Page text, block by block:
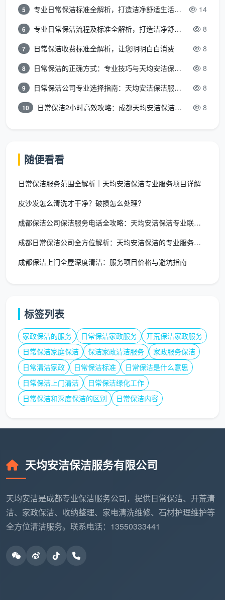
卫生
间清
镜面水渍刮除
深度清除
玻璃
仅室内可及表
玻璃里外精细擦拭，含窗
适用
每周/每月定期
季度大扫除、长期未打
家庭深度保洁打扫上门的收费标准参考为40—65
约800元/次（以100㎡为参考），包含全屋除尘、柜体
内部清洁、踢脚线和家电表面等细节的打扫。
一句话总结：日常保洁维护的是“表面干净”，收费
打扫，厨房水槽积了厚油，马桶内壁也有了一圈圈污垢
三、为什么同一套房子价格会有差异？五个关键因素
即便知道了行情价格，仍然会有用户疑惑：“为什么
同样两居室，不同公司、不同时间段的价格会不一样？”
以下是影响家政日常保洁收费标准的五个核心因素：
1. 房屋面积与脏污程度。面积大小直接影响保洁时
长，是定价的基础变量。房屋若长期未清洁（3个月以
格可能上浮。
区、成华区的保洁价格通常略高于龙泉驿、新都等近郊
区，这与保洁员的通勤成本和区域消费水平直接相关。
成都繁华市中心区域因人工成本较高，每小时保洁费用
可能比郊区高出5—10元。
3. 服务时段。工作日白天预约价格最为平稳。春节
涨。数据显示，以100㎡房间为例，节前需2名保洁人员
5 专业日常保洁标准全解析，打造洁净舒适生活空间 14
6 专业日常保洁流程及标准全解析，打造洁净舒适环境 8
7 日常保洁收费标准全解析，让您明明白白消费 8
8 日常保洁的正确方式：专业技巧与天均安洁保洁服务全解析 8
9 日常保洁公司专业选择指南：天均安洁保洁服务全解析 8
10 日常保洁2小时高效攻略：成都天均安洁保洁专业时间管理方案 8
随便看看
日常保洁服务范围全解析｜天均安洁保洁专业服务项目详解
皮沙发怎么清洗才干净？破损怎么处理?
成都保洁公司保洁服务电话全攻略：天均安洁保洁专业联系指南
成都日常保洁公司全方位解析：天均安洁保洁的专业服务之道
成都保洁上门全屋深度清洁：服务项目价格与避坑指南
标签列表
家政保洁的服务 日常保洁家政服务
开荒保洁家政服务
日常保洁家庭保洁
保洁家政清洁服务
家政服务保洁
日常清洁家政
日常保洁标准
日常保洁是什么意思
日常保洁上门清洁
日常保洁绿化工作
日常保洁和深度保洁的区别
日常保洁内容
天均安洁保洁服务有限公司
天均安洁是成都专业保洁服务公司，提供日常保洁、开荒清
洁、家政保洁、收纳整理、家电清洗维修、石材护理维护等
全方位清洁服务。联系电话：13550333441